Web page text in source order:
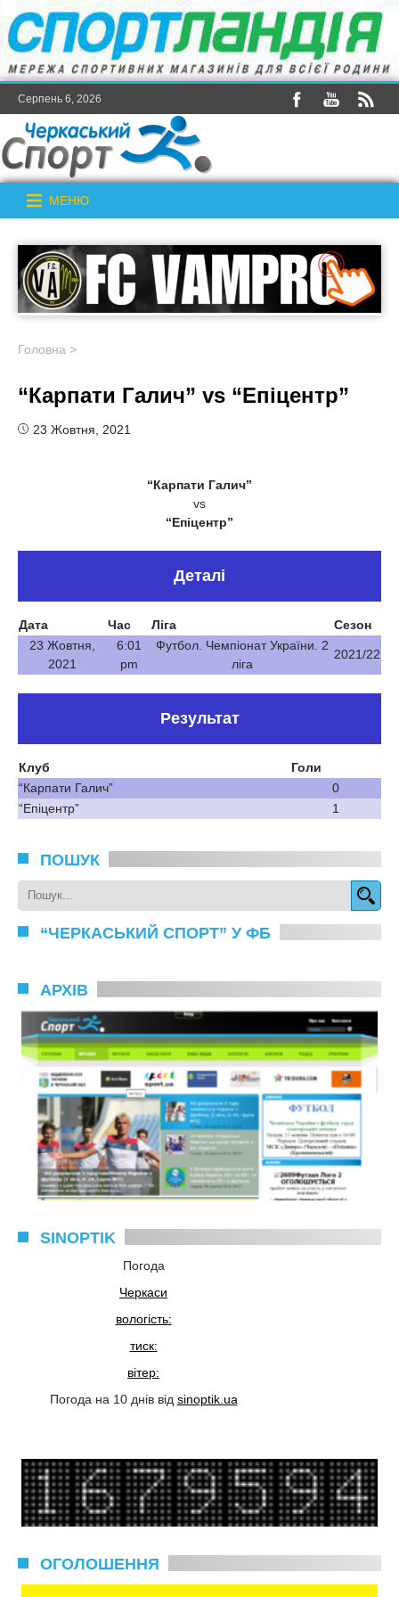
Серпень 6, 2026
МЕНЮ
Головна >
“Карпати Галич” vs “Епіцентр”
23 Жовтня, 2021
“Карпати Галич”
vs
“Епіцентр”
Деталі
Дата Час Ліга
Сезон
23 Жовтня,
2021
6:01
pm
Футбол. Чемпіонат України. 2
ліга
2021/22
Результат
Клуб
Голи
“Карпати Галич”
0
“Епіцентр”
1
ПОШУК
“ЧЕРКАСЬКИЙ СПОРТ” У ФБ
АРХІВ
SINOPTIK
Погода
Черкаси
вологість:
тиск:
вітер:
Погода на 10 днів від sinoptik.ua
ОГОЛОШЕННЯ